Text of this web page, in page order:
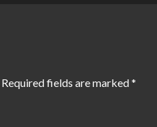
Required fields are marked*